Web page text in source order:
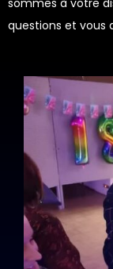
questions et vous